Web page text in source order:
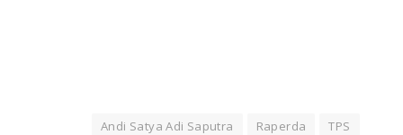
Andi Satya Adi Saputra Raperda TPS